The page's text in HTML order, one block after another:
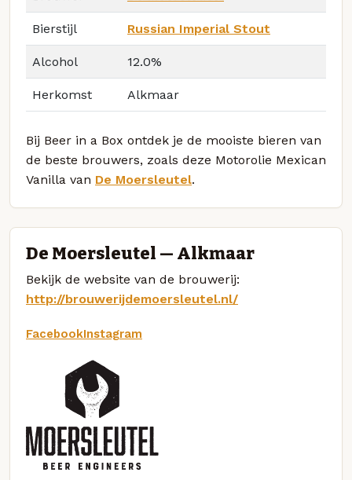
Bierstijl Russian Imperial Stout
Alcohol 12.0%
Herkomst Alkmaar
Bij Beer in a Box ontdek je de mooiste bieren van
de beste brouwers, zoals deze Motorolie Mexican
Vanilla van De Moersleutel.
De Moersleutel — Alkmaar
Bekijk de website van de brouwerij:
http://brouwerijdemoersleutel.nl/
FacebookInstagram